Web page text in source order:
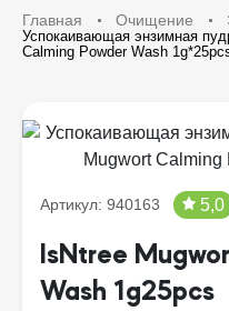
Главная Очищение
Успокаивающая энзимная
Calming Powder Wash
Артикул: 940163 5,0
IsNtree
Wash 1g25pcs